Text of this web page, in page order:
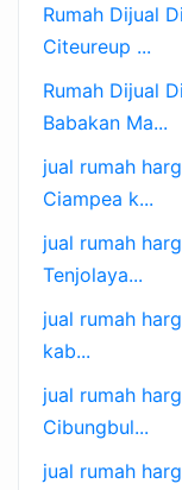
Rumah Dijual
Citeureup ...
Rumah Dijual
Babakan Ma...
jual rumah
Ciampea k...
jual rumah
Tenjolaya...
jual rumah
kab...
jual rumah
Cibungbul...
jual rumah